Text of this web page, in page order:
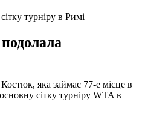
яка займає 77-е місце в
сітку турніру WTA в